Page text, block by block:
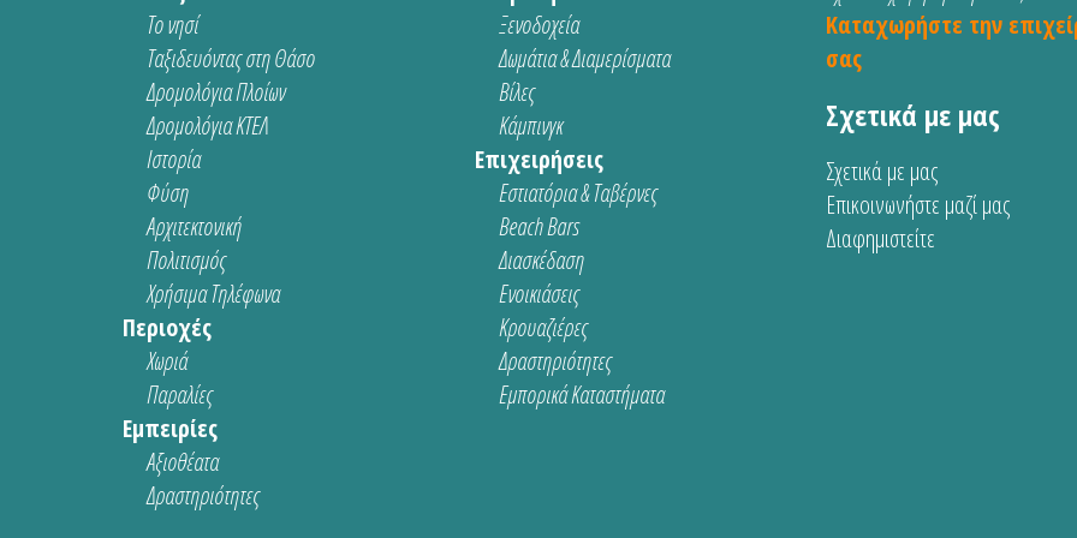
Το νησί
Ταξιδευόντας στη Θάσο
Δρομολόγια Πλοίων
Δρομολόγια ΚΤΕΛ
Ιστορία
Φύση
Αρχιτεκτονική
Πολιτισμός
Χρήσιμα Τηλέφωνα
Περιοχές
Χωριά
Παραλίες
Εμπειρίες
Αξιοθέατα
Δραστηριότητες
Ξενοδοχεία
Δωμάτια & Διαμερίσματα
Βίλες
Κάμπινγκ
Επιχειρήσεις
Εστιατόρια & Ταβέρνες
Beach Bars
Διασκέδαση
Ενοικιάσεις
Κρουαζιέρες
Δραστηριότητες
Εμπορικά Καταστήματα
Καταχωρήστε την
σας
Σχετικά με μας
Σχετικά με μας
Επικοινωνήστε μαζί μας
Διαφημιστείτε